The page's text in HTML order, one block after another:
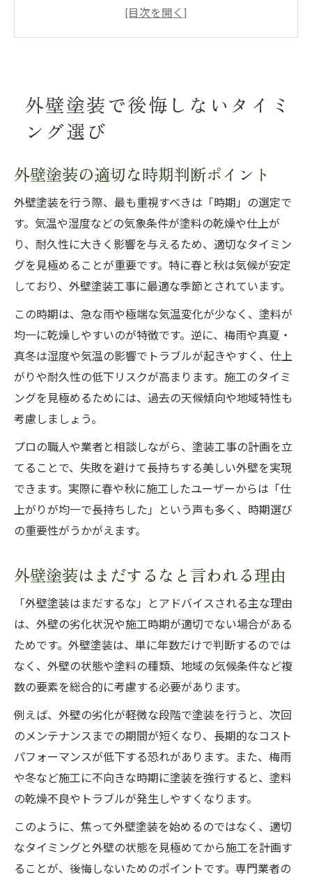
外壁塗装の見極めに重要な劣化症状とは
外壁塗装は春秋が最適な理由と注意点
外壁塗装 冬施工で起こる問題と対応策
外壁塗装の気温と湿度が与える仕上がり影
響
外壁塗装 何月がいいかプロが解説
コスパ重視なら外壁塗装の時期が重要
外壁塗装のコスパが変わる時期の選び方
外壁塗装 相場と施工時期の関係性を分析
外壁塗装 値引き交渉に有利なタイミング
外壁塗装のコストシミュレーションのコツ
外壁塗装時期と費用最適化のポイント
遮熱効果を高める外壁塗装の工夫とは
外壁塗装の遮熱性を高める施工ポイント
外壁塗装と色選びで遮熱性能を最大化
外壁塗装 白と黒の遮熱効果比較
外壁塗装の費用相場を賢く見極める
外壁塗装の見積もり比較で失敗しない方法
外壁塗装の値引き交渉を有利に進めるコツ
外壁塗装 施工時期が費用に与える影響
外壁塗装のコスパ最強を狙うポイント
塗装時期で失敗しないポイント徹底解説
外壁塗装時期 年数の目安と選び方
外壁塗装にふさわしくない月の注意点
外壁塗装のタイミングで避けたい失敗例
外壁塗装の施工スケジュール調整術
外壁塗装で後悔しないタイミ
ング選び
外壁塗装の適切な時期判断ポイント
外壁塗装を行う際、最も重視すべきは「時期」の選定で
す。気温や湿度などの気象条件が塗料の乾燥や仕上が
り、耐久性に大きく影響を与えるため、適切なタイミン
グを見極めることが重要です。特に春と秋は気候が安定
しており、外壁塗装工事に最適な季節とされています。
この時期は、急な雨や極端な気温変化が少なく、塗料が
均一に乾燥しやすいのが特徴です。逆に、梅雨や真夏・
真冬は湿度や気温の影響でトラブルが起きやすく、仕上
がりや耐久性の低下リスクが高まります。施工のタイミ
ングを見極めるためには、過去の天候傾向や地域特性も
考慮しましょう。
プロの職人や業者と相談しながら、塗装工事の計画を立
てることで、失敗を避けて長持ちする美しい外壁を実現
できます。実際に春や秋に施工したユーザーからは「仕
上がりが均一で長持ちした」という声も多く、時期選び
の重要性がうかがえます。
外壁塗装はまだするなと言われる理由
「外壁塗装はまだするな」とアドバイスされる主な理由
は、外壁の劣化状況や施工時期が適切でない場合がある
ためです。外壁塗装は、単に年数だけで判断するのでは
なく、外壁の状態や塗料の種類、地域の気候条件など複
数の要素を総合的に考慮する必要があります。
例えば、外壁の劣化が軽微な段階で塗装を行うと、次回
のメンテナンスまでの期間が短くなり、長期的なコスト
パフォーマンスが低下する恐れがあります。また、梅雨
や冬など施工に不向きな時期に塗装を強行すると、塗料
の乾燥不良やトラブルが発生しやすくなります。
このように、焦って外壁塗装を始めるのではなく、適切
なタイミングと外壁の状態を見極めてから施工を計画す
ることが、後悔しないためのポイントです。専門業者の